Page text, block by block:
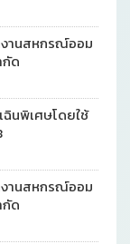
งานสหกรณ์ออม
ด
ฉินพิเศษโดยใช้
งานสหกรณ์ออม
ด